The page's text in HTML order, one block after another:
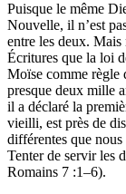
Puisque le même
Nouvelle, il n’est
entre les deux.
Écritures que la loi
Moïse comme règle
presque deux mille
il a déclaré la
vieilli, est près de
différentes que nous
Tenter de servir les
Romains 7 :1–6).